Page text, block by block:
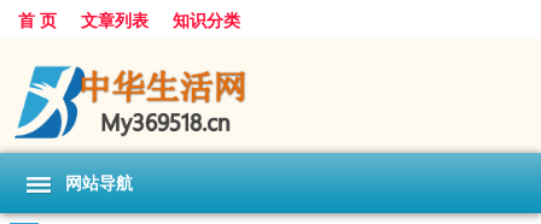
首 页 文章列表 知识分类
网站导航